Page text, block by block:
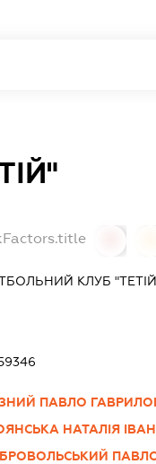
КЛУБ
ПАВЛО
НАТАЛІЯ